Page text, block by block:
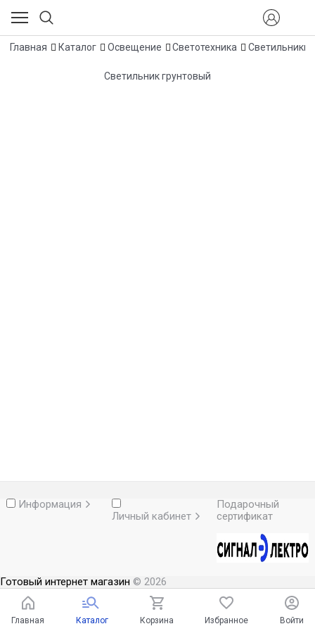
Главная Каталог Освещение Светотехника Светильники
Светильник грунтовый
Информация
Личный кабинет
Подарочный
сертификат
Готовый интернет магазин © 2026
Главная Каталог Корзина Избранное Войти